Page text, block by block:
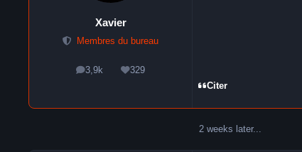
Xavier
Membres du bureau
3,9k
messages329
Réputation
Citer
2 weeks later...